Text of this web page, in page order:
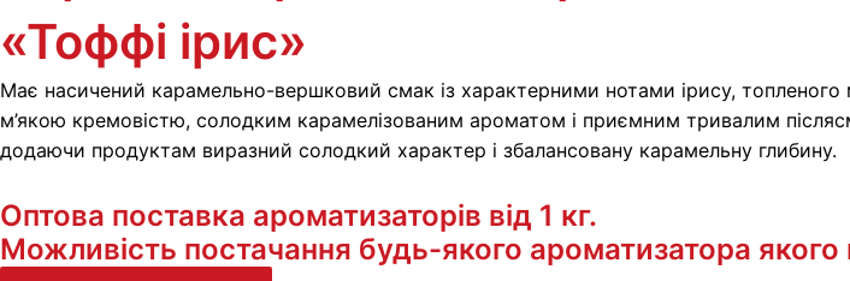
«Тоффі ірис»
Має насичений карамельно-вершковий смак із характерними нотами ірису, топленого
м’якою кремовістю, солодким карамелізованим ароматом і приємним тривалим
додаючи продуктам виразний солодкий характер і збалансовану карамельну глибину.
Оптова поставка ароматизаторів від 1 кг.
Можливість постачання будь-якого ароматизатора якого